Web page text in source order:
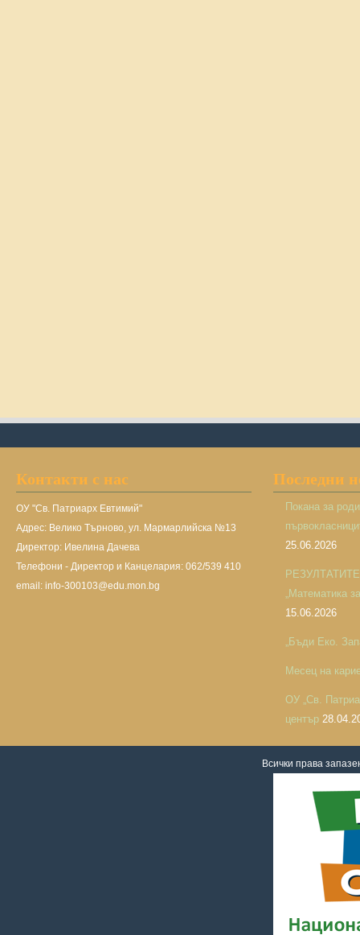
Контакти с нас
ОУ "Св. Патриарх Евтимий"
Адрес: Велико Търново, ул. Мармарлийска №13
Директор: Ивелина Дачева
Телефони - Директор и Канцелария: 062/539 410
email: info-300103@edu.mon.bg
Последни
Покана за
25.06.2026
РЕЗУЛТАТИТЕ
„Математика
15.06.2026
„Бъди Еко.
Месец на
ОУ „Св.
център
Всички права